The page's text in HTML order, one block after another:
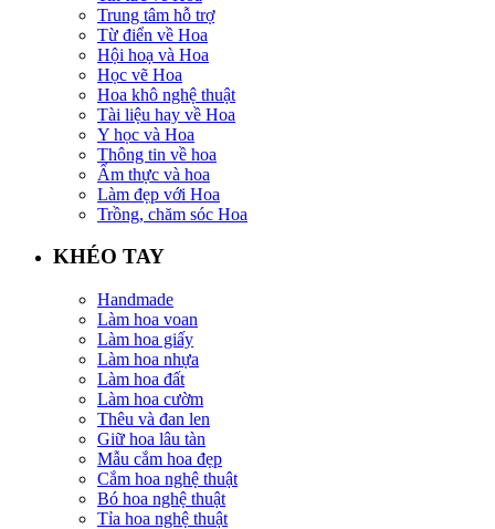
Trung tâm hỗ trợ
Từ điển về Hoa
Hội hoạ và Hoa
Học vẽ Hoa
Hoa khô nghệ thuật
Tài liệu hay về Hoa
Y học và Hoa
Thông tin về hoa
Ẩm thực và hoa
Làm đẹp với Hoa
Trồng, chăm sóc Hoa
KHÉO TAY
Handmade
Làm hoa voan
Làm hoa giấy
Làm hoa nhựa
Làm hoa đất
Làm hoa cườm
Thêu và đan len
Giữ hoa lâu tàn
Mẫu cắm hoa đẹp
Cắm hoa nghệ thuật
Bó hoa nghệ thuật
Tỉa hoa nghệ thuật